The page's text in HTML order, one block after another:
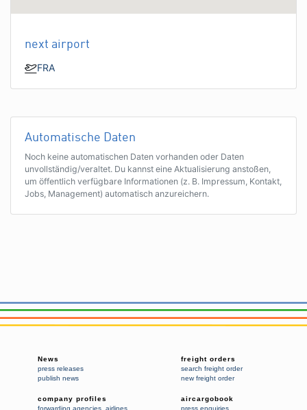
next airport
FRA
Automatische Daten
Noch keine automatischen Daten vorhanden oder Daten
unvollständig/veraltet. Du kannst eine Aktualisierung anstoßen,
um öffentlich verfügbare Informationen (z. B. Impressum, Kontakt,
Jobs, Management) automatisch anzureichern.
News
press releases
publish news
freight orders
search freight order
new freight order
company profiles
forwarding agencies airlines
aircargobook
press enquiries